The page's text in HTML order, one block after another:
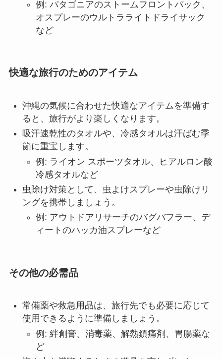
例: パタゴニアのストームフロントパック、
オスプレーのウルトラライトドライサック
など
快適な旅行のためのアイテム
沖縄の気候に合わせた快適なアイテムを準備す
ると、旅行がより楽しくなります。
吸汗速乾性のタオルや、冷感タオルは汗ばむ季
節に重宝します。
例: ライオン スポーツタオル、ヒアルロン酸
冷感タオルなど
虫除け対策として、虫よけスプレーや虫除けリ
ングを携帯しましょう。
例: アウトドアリサーチのバグバフラー、デ
ィートのハッカ油スプレーなど
その他の必需品
常備薬や救急用品は、旅行先でも必要に応じて
使用できるように準備しましょう。
例: 絆創膏、消毒薬、解熱鎮痛剤、胃腸薬な
ど